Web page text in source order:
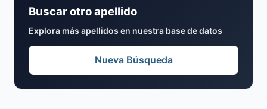
Buscar otro apellido
Explora más apellidos en nuestra base de datos
Nueva Búsqueda